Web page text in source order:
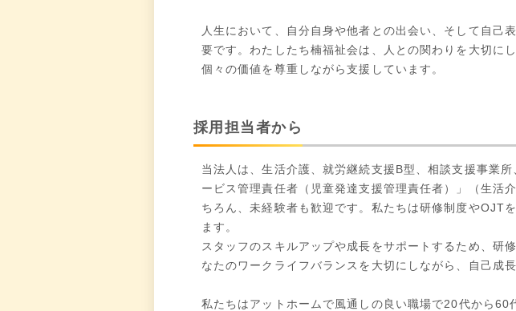
人生において、自分自身や他者との出会い、そして自己
要です。わたしたち楠福祉会は、人との関わりを大切に
個々の価値を尊重しながら支援しています。
採用担当者から
当法人は、生活介護、就労継続支援B型、相談支援事業
ービス管理責任者（児童発達支援管理責任者）」（生活
ちろん、未経験者も歓迎です。私たちは研修制度やOJT
ます。
スタッフのスキルアップや成長をサポートするため、研
なたのワークライフバランスを大切にしながら、自己成
私たちはアットホームで風通しの良い職場で20代から